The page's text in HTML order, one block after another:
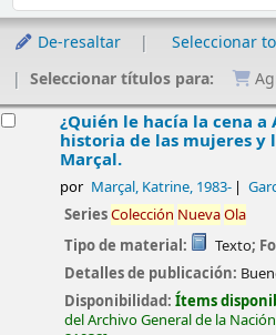
De-resaltar Seleccionar
Seleccionar títulos para:
¿Quién le hacía la cena a
historia de las mujeres y
Marçal.
por Marçal, Katrine, 1983-
SeriesColección NuevaOla
Tipo de material:
Texto;
Detalles de publicación:
Disponibilidad:Ítems
del Archivo General de la Nación